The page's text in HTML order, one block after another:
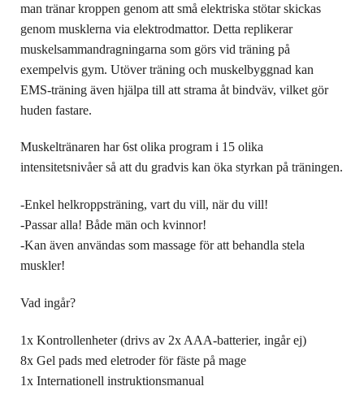
man tränar kroppen genom att små elektriska stötar skickas
genom musklerna via elektrodmattor. Detta replikerar
muskelsammandragningarna som görs vid träning på
exempelvis gym. Utöver träning och muskelbyggnad kan
EMS-träning även hjälpa till att strama åt bindväv, vilket gör
huden fastare.
Muskeltränaren har 6st olika program i 15 olika
intensitetsnivåer så att du gradvis kan öka styrkan på träningen.
-Enkel helkroppsträning, vart du vill, när du vill!
-Passar alla! Både män och kvinnor!
-Kan även användas som massage för att behandla stela
muskler!
Vad ingår?
1x Kontrollenheter (drivs av 2x AAA-batterier, ingår ej)
8x Gel pads med eletroder för fäste på mage
1x Internationell instruktionsmanual